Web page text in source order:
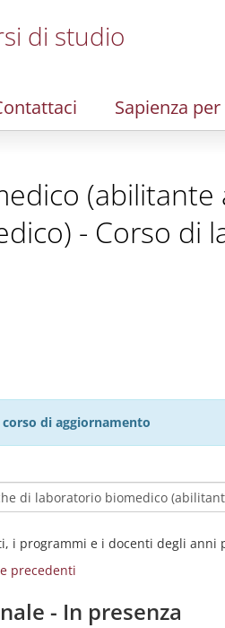
di studio
Sapienza
- Corso di
di aggiornamento
i programmi e i docenti degli
precedenti
- In presenza